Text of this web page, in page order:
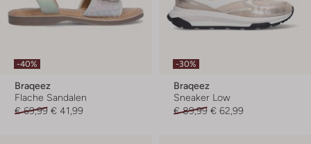
-40%
Braqeez
Flache Sandalen
€ 69,99 € 41,99
-30%
Braqeez
Sneaker Low
€ 89,99 € 62,99